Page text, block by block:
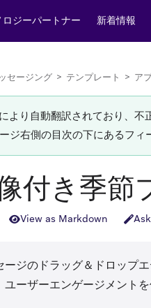
ロジーパートナー 新着情報
セージング > テンプレート > ア
より自動翻訳されており、
ジ右側の目次の下にあるフィ
付き季節
View as Markdown
ージのドラッグ＆ドロップ
ーザーエンゲージメントを